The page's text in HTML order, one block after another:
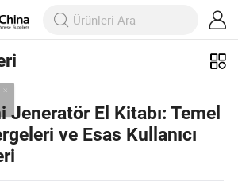
popüler
Jeneratör El Kitabı: Temel
ve Esas Kullanıcı